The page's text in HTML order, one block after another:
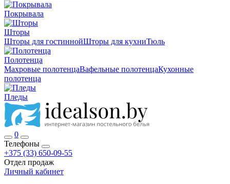
Покрывала
Шторы
Шторы для гостиннойШторы для кухниТюль
Полотенца
Махровые полотенцаВафельные полотенцаКухонные
полотенца
Пледы
0
Телефоны
+375 (33) 650-09-55
Отдел продаж
Личный кабинет